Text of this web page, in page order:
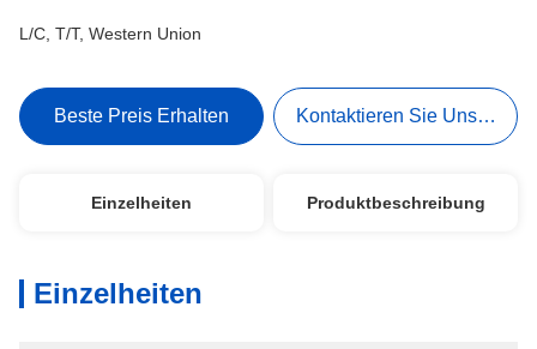
L/C, T/T, Western Union
Beste Preis Erhalten Kontaktieren Sie Uns Jetzt
Einzelheiten Produktbeschreibung
Einzelheiten